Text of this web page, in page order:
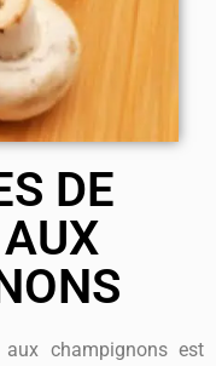
DE
champignons est